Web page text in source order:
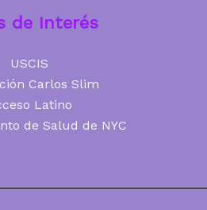
de Interés
USCIS
Carlos Slim
Latino
de Salud de NYC